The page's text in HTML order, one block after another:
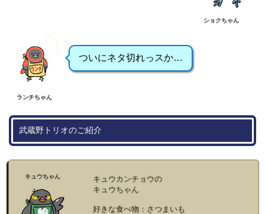
ショクちゃん
ランチちゃん
ついにネタ切れっスか…
武蔵野トリオのご紹介
キュウちゃん
キュウカンチョウの
キュウちゃん
好きな食べ物：さつまいも